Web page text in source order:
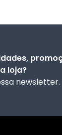
loja?
newsletter.